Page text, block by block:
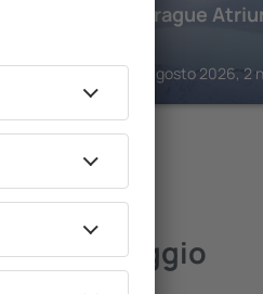
Hilton Prague
Praga, 23 agosto 2026, 2
alloggio